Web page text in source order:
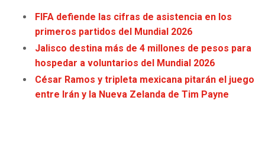
COWBOYS
GIANTS
EAGLES
CLIPPERS
LAKERS
SUNS
FIFA defiende las cifras de asistencia en los
primeros partidos del Mundial 2026
Jalisco destina más de 4 millones de pesos para
hospedar a voluntarios del Mundial 2026
César Ramos y tripleta mexicana pitarán el juego
entre Irán y la Nueva Zelanda de Tim Payne